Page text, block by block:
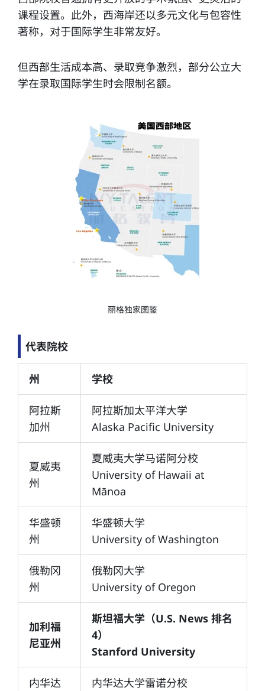
课程设置。此外，西海岸还以多元文化与包容性
著称，对于国际学生非常友好。
但西部生活成本高、录取竞争激烈，部分公立大
学在录取国际学生时会限制名额。
丽格独家图鉴
代表院校
州 学校
阿拉斯
加州
阿拉斯加太平洋大学
Alaska Pacific University
夏威夷
州
夏威夷大学马诺阿分校
University of Hawaii at
Mānoa
华盛顿
州
华盛顿大学
University of Washington
俄勒冈
州
俄勒冈大学
University of Oregon
加利福
尼亚州
斯坦福大学（U.S. News 排名
4）
Stanford University
内华达
内华达大学雷诺分校